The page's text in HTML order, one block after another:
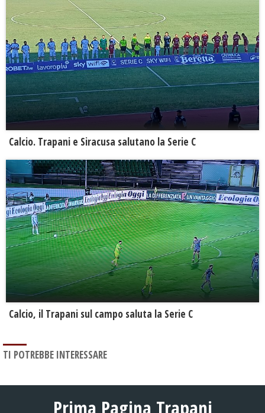
Calcio. Trapani e Siracusa salutano la Serie C
Calcio, il Trapani sul campo saluta la Serie C
TI POTREBBE INTERESSARE
Prima Pagina Trapani